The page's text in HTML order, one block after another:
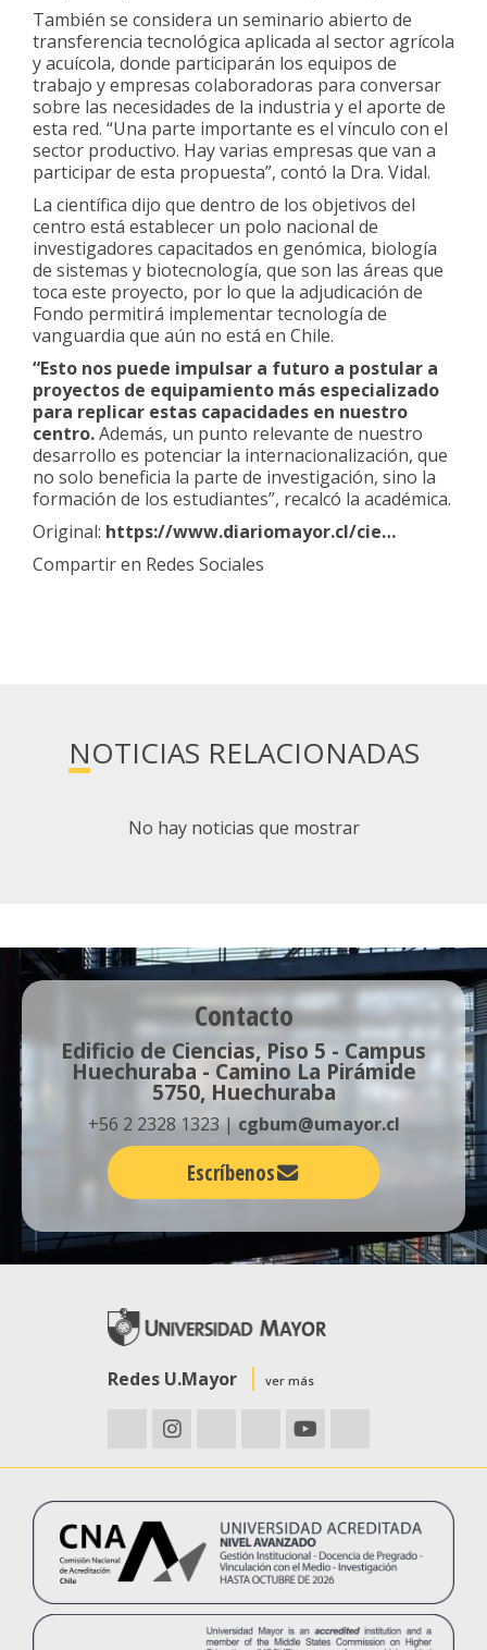
También se considera un seminario abierto de
transferencia tecnológica aplicada al sector agrícola
y acuícola, donde participarán los equipos de
trabajo y empresas colaboradoras para conversar
sobre las necesidades de la industria y el aporte de
esta red. “Una parte importante es el vínculo con el
sector productivo. Hay varias empresas que van a
participar de esta propuesta”, contó la Dra. Vidal.
La científica dijo que dentro de los objetivos del
centro está establecer un polo nacional de
investigadores capacitados en genómica, biología
de sistemas y biotecnología, que son las áreas que
toca este proyecto, por lo que la adjudicación de
Fondo permitirá implementar tecnología de
vanguardia que aún no está en Chile.
“Esto nos puede impulsar a futuro a postular a
proyectos de equipamiento más especializado
para replicar estas capacidades en nuestro
centro.Además, un punto relevante de nuestro
desarrollo es potenciar la internacionalización, que
no solo beneficia la parte de investigación, sino la
formación de los estudiantes”, recalcó la académica.
Original: https://www.diariomayor.cl/cie…
Compartir en Redes Sociales
NOTICIAS RELACIONADAS
No hay noticias que mostrar
Contacto
Edificio de Ciencias, Piso 5 - Campus
Huechuraba - Camino La Pirámide
5750, Huechuraba
+56 2 2328 1323 |cgbum@umayor.cl
Escríbenos
Redes U.Mayor ver más